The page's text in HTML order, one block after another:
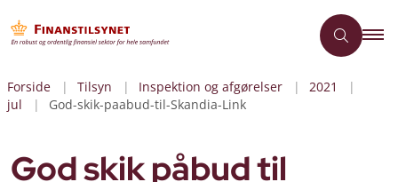
Forside Tilsyn Inspektion og afgørelser
2021
jul
God-skik-paabud-til-Skandia-Link
God skik påbud til